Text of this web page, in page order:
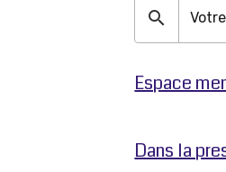
Espace
Dans la